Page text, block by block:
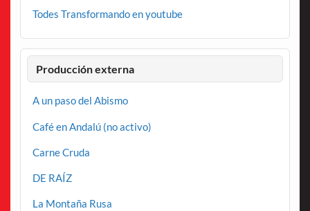
Todes Transformando en youtube
Producción externa
A un paso del Abismo
Café en Andalú (no activo)
Carne Cruda
DE RAÍZ
La Montaña Rusa